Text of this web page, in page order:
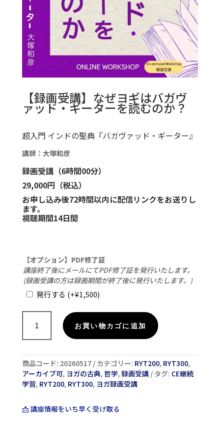
【録画受講】なぜヨギはバガヴ
ァッド・ギーターを読むのか？
超入門 インドの聖典『バガヴァッド・ギーター』
講師：大塚和彦
録画受講（6時間00分）
29,000円（税込）
お申し込み後72時間以内に配信リンクをお送りし
ます。
視聴期間14日間
【オプション】PDF修了証
講座終了後にメールにてPDF修了証を発行いたします。
(録画受講の方は録画期間が終了後に発行いたします。)
発行する (+¥1,500)
な
ぜ
ヨ
ギ
バ
お買い物カゴに追加
商品コード: 20260517 カテゴリー: RYT200, RYT300,
アーカイブ可, ヨガの古典, 哲学, 録画受講 タグ: CE継続
学習, RYT200, RYT300, ヨガ録画受講
📩 講座情報をいち早く受け取る